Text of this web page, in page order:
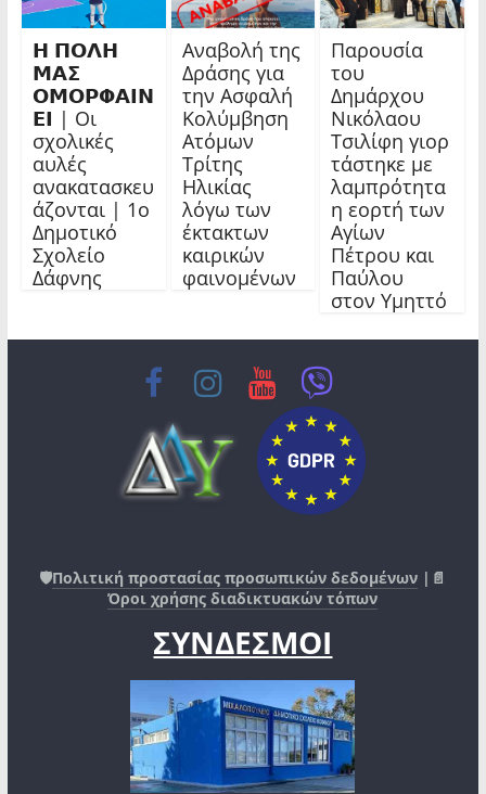
𝝜 𝝥𝝤𝝠𝝜
𝝡𝝖𝝨
𝝤𝝡𝝤𝝦𝝫𝝖𝝞𝝢
𝝚𝝞 | Οι
σχολικές
αυλές
ανακατασκευ
άζονται | 1ο
Δημοτικό
Σχολείο
Δάφνης
Αναβολή της
Δράσης για
την Ασφαλή
Κολύμβηση
Ατόμων
Τρίτης
Ηλικίας
λόγω των
έκτακτων
καιρικών
φαινομένων
Παρουσία
του
Δημάρχου
Νικόλαου
Τσιλίφη γιορ
τάστηκε με
λαμπρότητα
η εορτή των
Αγίων
Πέτρου και
Παύλου
στον Υμηττό
🛡️Πολιτική προστασίας προσωπικών δεδομένων |📄
Όροι χρήσης διαδικτυακών τόπων
ΣΥΝΔΕΣΜΟΙ